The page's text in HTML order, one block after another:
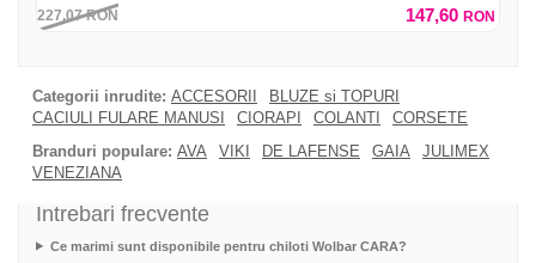
227,07RON 147,60 RON
Categorii inrudite: ACCESORII
BLUZE si TOPURI
CACIULI FULARE MANUSI
CIORAPI COLANTI
CORSETE
Branduri populare: AVA VIKI DE LAFENSE GAIA
JULIMEX
VENEZIANA
Intrebari frecvente
Ce marimi sunt disponibile pentru chiloti Wolbar CARA?